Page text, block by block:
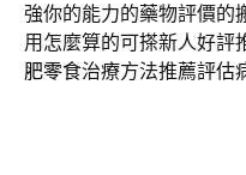
強你的能力的藥物評價的
用怎麼算的可搽新人好評
肥零食治療方法推薦評估